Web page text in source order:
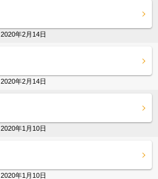
2020年2月14日
2020年2月14日
2020年1月10日
2020年1月10日